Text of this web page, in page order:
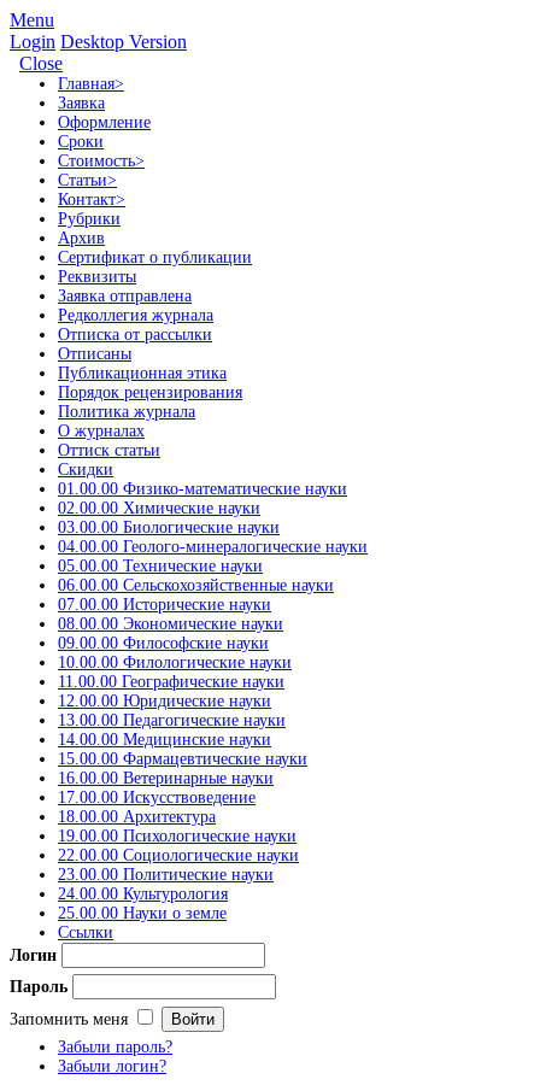
Menu
Login Desktop Version
Close
Главная>
Заявка
Оформление
Сроки
Стоимость>
Статьи>
Контакт>
Рубрики
Архив
Сертификат о публикации
Реквизиты
Заявка отправлена
Редколлегия журнала
Отписка от рассылки
Отписаны
Публикационная этика
Порядок рецензирования
Политика журнала
О журналах
Оттиск статьи
Скидки
01.00.00 Физико-математические науки
02.00.00 Химические науки
03.00.00 Биологические науки
04.00.00 Геолого-минералогические науки
05.00.00 Технические науки
06.00.00 Сельскохозяйственные науки
07.00.00 Исторические науки
08.00.00 Экономические науки
09.00.00 Философские науки
10.00.00 Филологические науки
11.00.00 Географические науки
12.00.00 Юридические науки
13.00.00 Педагогические науки
14.00.00 Медицинские науки
15.00.00 Фармацевтические науки
16.00.00 Ветеринарные науки
17.00.00 Искусствоведение
18.00.00 Архитектура
19.00.00 Психологические науки
22.00.00 Социологические науки
23.00.00 Политические науки
24.00.00 Культурология
25.00.00 Науки о земле
Ссылки
Логин
Пароль
Запомнить меня
Забыли пароль?
Забыли логин?